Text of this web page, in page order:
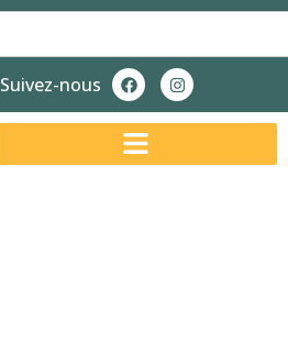
Suivez-nous